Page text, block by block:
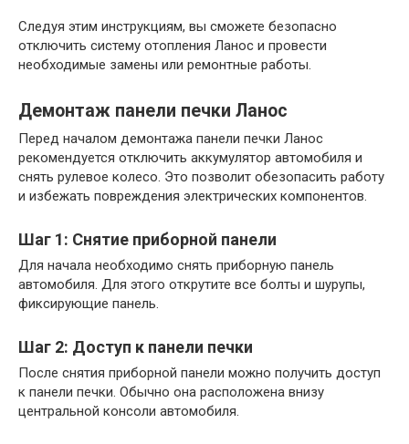
Следуя этим инструкциям, вы сможете безопасно
отключить систему отопления Ланос и провести
необходимые замены или ремонтные работы.
Демонтаж панели печки Ланос
Перед началом демонтажа панели печки Ланос
рекомендуется отключить аккумулятор автомобиля и
снять рулевое колесо. Это позволит обезопасить работу
и избежать повреждения электрических компонентов.
Шаг 1: Снятие приборной панели
Для начала необходимо снять приборную панель
автомобиля. Для этого открутите все болты и шурупы,
фиксирующие панель.
Шаг 2: Доступ к панели печки
После снятия приборной панели можно получить доступ
к панели печки. Обычно она расположена внизу
центральной консоли автомобиля.